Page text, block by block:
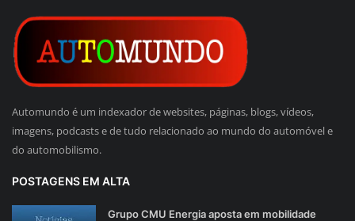
Automundo é um indexador de websites, páginas, blogs, vídeos,
imagens, podcasts e de tudo relacionado ao mundo do automóvel e
do automobilismo.
POSTAGENS EM ALTA
Grupo CMU Energia aposta em mobilidade